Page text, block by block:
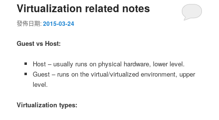
Virtualization related notes
發佈日期:2015-03-24
Guest vs Host:
Host – usually runs on physical hardware, lower level.
Guest – runs on the virtual/virtualized environment, upper
level.
Virtualization types: